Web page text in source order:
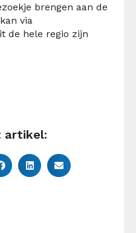
brengen aan de
via
de hele regio zijn
artikel: